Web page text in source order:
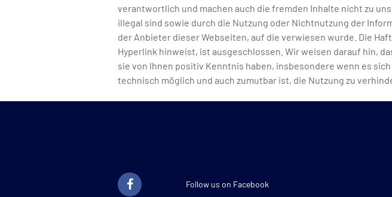
verantwortlich und machen auch die fremden Inhalte nicht zu
illegal sind sowie durch die Nutzung oder Nichtnutzung der
der Anbieter dieser Webseiten, auf die verwiesen wurde. Die
Hyperlink hinweist, ist ausgeschlossen. Wir weisen darauf hin,
sie von Ihnen positiv Kenntnis haben, insbesondere wenn es
technisch möglich und auch zumutbar ist, die Nutzung zu
Follow us on Facebook